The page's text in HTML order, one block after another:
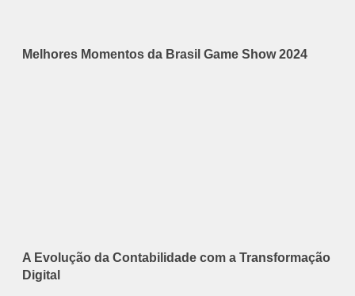
Melhores Momentos da Brasil Game Show 2024
A Evolução da Contabilidade com a Transformação
Digital